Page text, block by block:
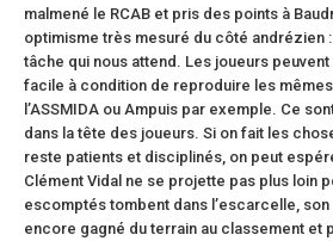
malmené le RCAB et pris des points à
optimisme très mesuré du côté andrézien
tâche qui nous attend. Les joueurs
facile à condition de reproduire les
l’ASSMIDA ou Ampuis par exemple. Ce
dans la tête des joueurs. Si on fait les
reste patients et disciplinés, on peut
Clément Vidal ne se projette pas plus loin
escomptés tombent dans l’escarcelle,
encore gagné du terrain au classement et